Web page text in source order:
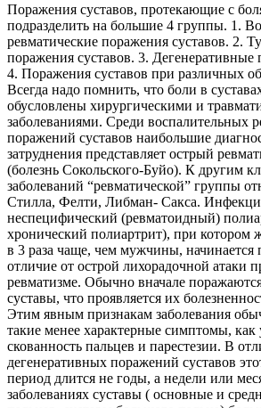
Поражения суставов, протекающие с
подразделить на большие 4 группы. 1.
ревматические поражения суставов. 2.
поражения суставов. 3. Дегенеративные
4. Поражения суставов при различных
Всегда надо помнить, что боли в
обусловлены хирургическими и
заболеваниями. Среди воспалительных
поражений суставов наибольшие
затруднения представляет острый
(болезнь Сокольского-Буйо). К другим
заболеваний “ревматической” группы
Стилла, Фелти, Либман- Сакса.
неспецифический (ревматоидный)
хронический полиартрит), при
в 3 раза чаще, чем мужчины, начинается
отличие от острой лихорадочной атаки
ревматизме. Обычно вначале
суставы, что проявляется их
Этим явным признакам заболевания
такие менее характерные симптомы, как
скованность пальцев и парестезии. В
дегенеративных поражений суставов
период длится не годы, а недели или
заболеваниях суставы ( основные и